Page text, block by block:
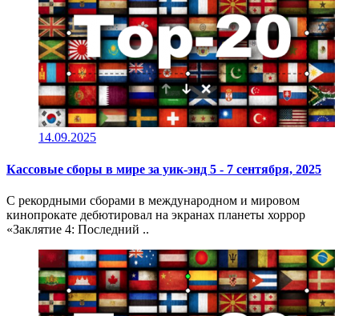
14.09.2025
Кассовые сборы в мире за уик-энд 5 - 7 сентября, 2025
C рекордными сборами в международном и мировом
кинопрокате дебютировал на экранах планеты хоррор
«Заклятие 4: Последний ..